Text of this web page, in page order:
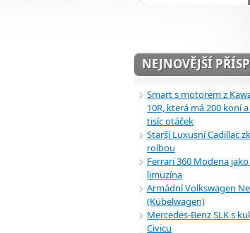
NEJNOVĚJŠÍ
Smart s motorem z
10R, která má 200 koní
tisíc otáček
Starší Luxusní Cadillac
rolbou
Ferrari 360 Modena
limuzína
Armádní Volkswagen
(Kübelwagen)
Mercedes-Benz SLK s
Civicu